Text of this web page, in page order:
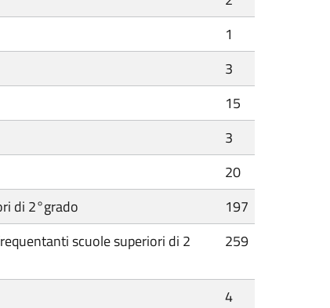
1
3
15
3
20
di 2°grado
197
scuole superiori di 2
259
4